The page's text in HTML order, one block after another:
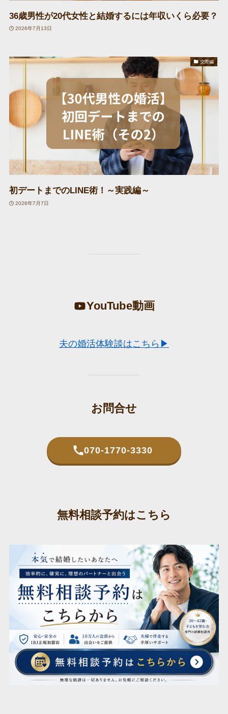
36歳男性が20代女性と結婚するには年収いくら必要？
2026年7月13日
交際編
初デートまでのLINE術！～実践編～
2026年7月7日
YouTube動画
夫の婚活体験談はこちら▶
お問合せ
070-1770-3330
無料相談予約はこちら